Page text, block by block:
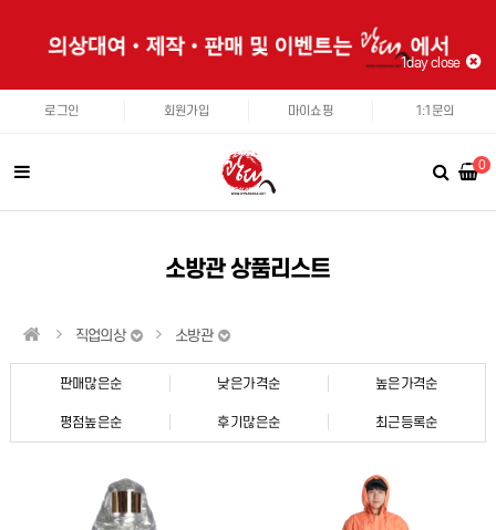
1day close
로그인 회원가입 마이쇼핑 1:1문의
0
소방관 상품리스트
직업의상 소방관
판매많은순 낮은가격순 높은가격순
평점높은순 후기많은순 최근등록순